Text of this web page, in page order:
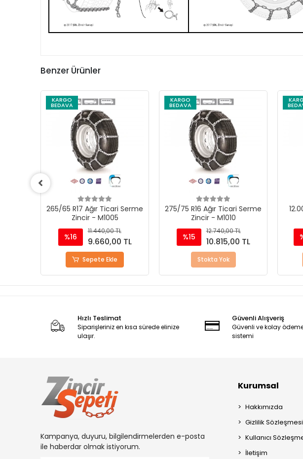
Benzer Ürünler
KARGO
BEDAVA
265/65 R17 Ağır Ticari Serme
Zincir - M1005
%16
11.440,00 TL
9.660,00 TL
Sepete Ekle
KARGO
BEDAVA
275/75 R16 Ağır Ticari Serme
Zincir - M1010
%15
12.740,00 TL
10.815,00 TL
Stokta Yok
Hızlı Teslimat
Siparişleriniz en kısa sürede elinize
ulaşır.
Güvenli Alışveriş
Güvenli ve kolay
sistemi
Kampanya, duyuru, bilgilendirmelerden e-posta
ile haberdar olmak istiyorum.
Kurumsal
Hakkımızda
Gizlilik Sözleşmesi
Kullanıcı
İletişim